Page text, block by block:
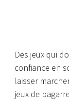
Des jeux qui
confiance en
laisser
jeux de